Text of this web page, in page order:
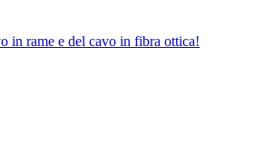
in rame e del cavo in fibra ottica!